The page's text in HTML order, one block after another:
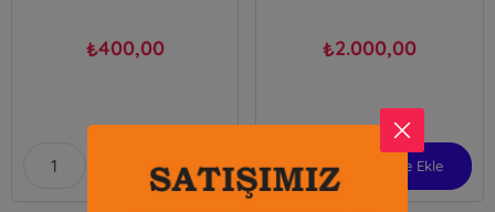
₺400,00
Sepete Ekle
₺2.000,00
Sepete Ekle